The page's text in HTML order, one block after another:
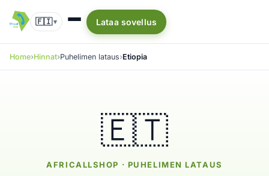
🇫🇮▾ Lataa sovellus
Home Hinnat Puhelimen lataus Etiopia
🇪🇹
AFRICALLSHOP · PUHELIMEN LATAUS